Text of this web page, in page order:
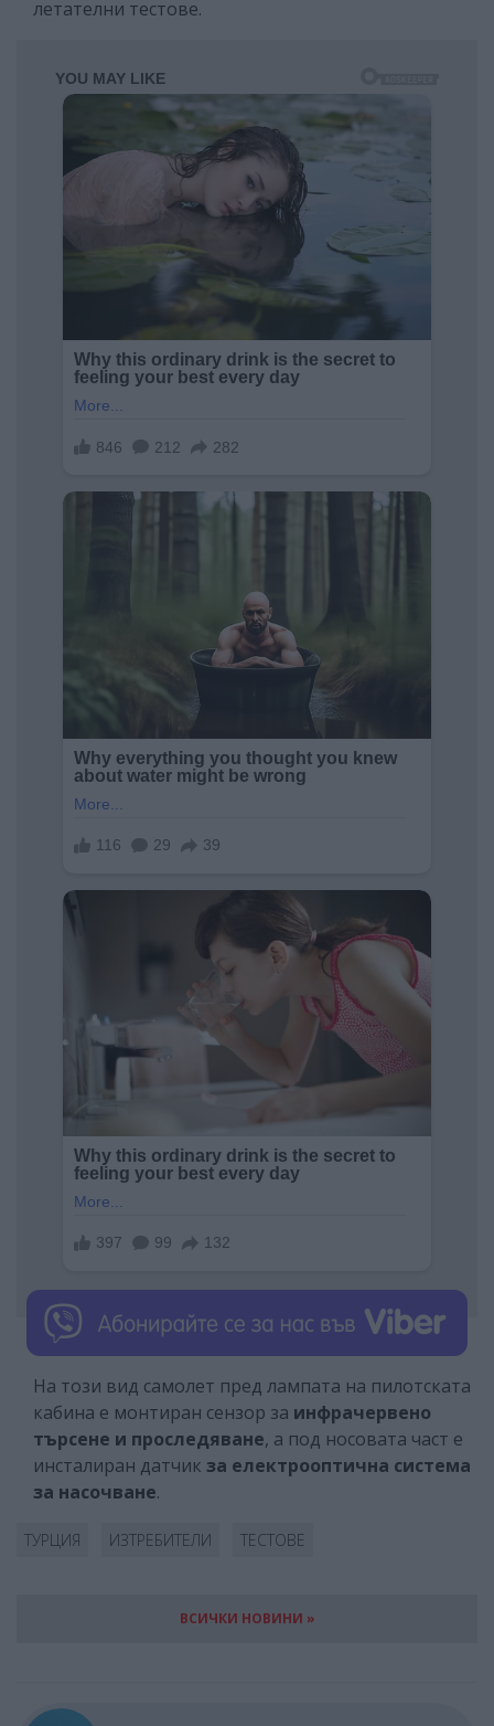
летателни тестове.
На този вид самолет пред лампата на пилотската
кабина е монтиран сензор за инфрачервено
търсене и проследяване, а под носовата част е
инсталиран датчик за електрооптична система
за насочване.
ТУРЦИЯ ИЗТРЕБИТЕЛИ ТЕСТОВЕ
ВСИЧКИ НОВИНИ »